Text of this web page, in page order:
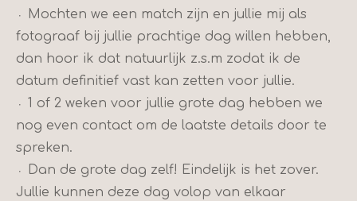
᭼ Mochten we een match zijn en jullie mij als
fotograaf bij jullie prachtige dag willen hebben,
dan hoor ik dat natuurlijk z.s.m zodat ik de
datum definitief vast kan zetten voor jullie.
᭼ 1 of 2 weken voor jullie grote dag hebben we
nog even contact om de laatste details door te
spreken.
᭼ Dan de grote dag zelf! Eindelijk is het zover.
Jullie kunnen deze dag volop van elkaar